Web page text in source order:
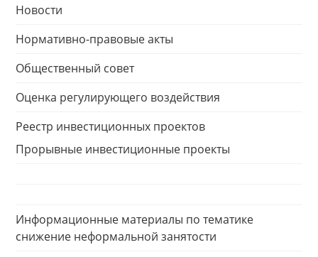
Новости
Нормативно-правовые акты
Общественный совет
Оценка регулирующего воздействия
Реестр инвестиционных проектов
Прорывные инвестиционные проекты
Информационные материалы по тематике
снижение неформальной занятости